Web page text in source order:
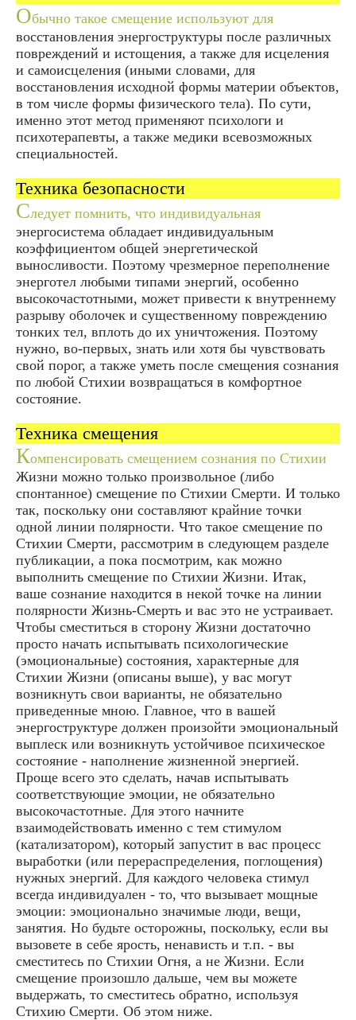
Обычно такое смещение используют для
восстановления энергоструктуры после различных
повреждений и истощения, а также для исцеления
и самоисцеления (иными словами, для
восстановления исходной формы материи объектов,
в том числе формы физического тела). По сути,
именно этот метод применяют психологи и
психотерапевты, а также медики всевозможных
специальностей.
Техника безопасности
Следует помнить, что индивидуальная
энергосистема обладает индивидуальным
коэффициентом общей энергетической
выносливости. Поэтому чрезмерное переполнение
энерготел любыми типами энергий, особенно
высокочастотными, может привести к внутреннему
разрыву оболочек и существенному повреждению
тонких тел, вплоть до их уничтожения. Поэтому
нужно, во-первых, знать или хотя бы чувствовать
свой порог, а также уметь после смещения сознания
по любой Стихии возвращаться в комфортное
состояние.
Техника смещения
Компенсировать смещением сознания по Стихии
Жизни можно только произвольное (либо
спонтанное) смещение по Стихии Смерти. И только
так, поскольку они составляют крайние точки
одной линии полярности. Что такое смещение по
Стихии Смерти, рассмотрим в следующем разделе
публикации, а пока посмотрим, как можно
выполнить смещение по Стихии Жизни. Итак,
ваше сознание находится в некой точке на линии
полярности Жизнь-Смерть и вас это не устраивает.
Чтобы сместиться в сторону Жизни достаточно
просто начать испытывать психологические
(эмоциональные) состояния, характерные для
Стихии Жизни (описаны выше), у вас могут
возникнуть свои варианты, не обязательно
приведенные мною. Главное, что в вашей
энергоструктуре должен произойти эмоциональный
выплеск или возникнуть устойчивое психическое
состояние - наполнение жизненной энергией.
Проще всего это сделать, начав испытывать
соответствующие эмоции, не обязательно
высокочастотные. Для этого начните
взаимодействовать именно с тем стимулом
(катализатором), который запустит в вас процесс
выработки (или перераспределения, поглощения)
нужных энергий. Для каждого человека стимул
всегда индивидуален - то, что вызывает мощные
эмоции: эмоционально значимые люди, вещи,
занятия. Но будьте осторожны, поскольку, если вы
вызовете в себе ярость, ненависть и т.п. - вы
сместитесь по Стихии Огня, а не Жизни. Если
смещение произошло дальше, чем вы можете
выдержать, то сместитесь обратно, используя
Стихию Смерти. Об этом ниже.